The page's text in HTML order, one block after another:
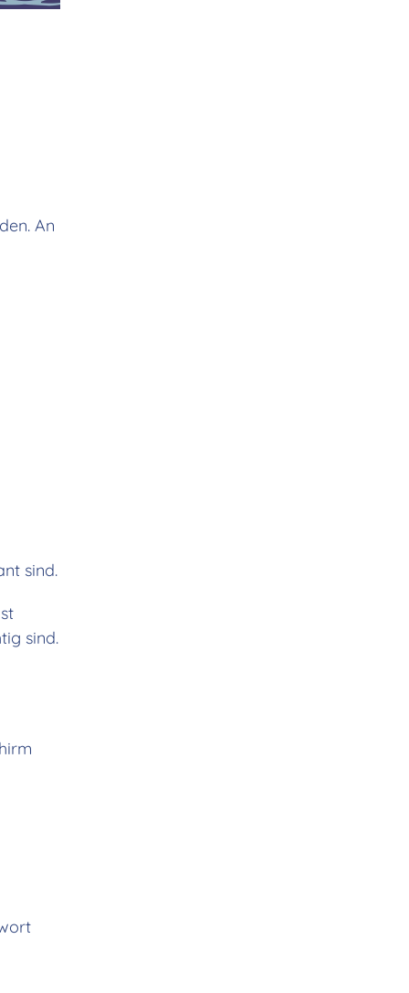
An
sind.
sind.